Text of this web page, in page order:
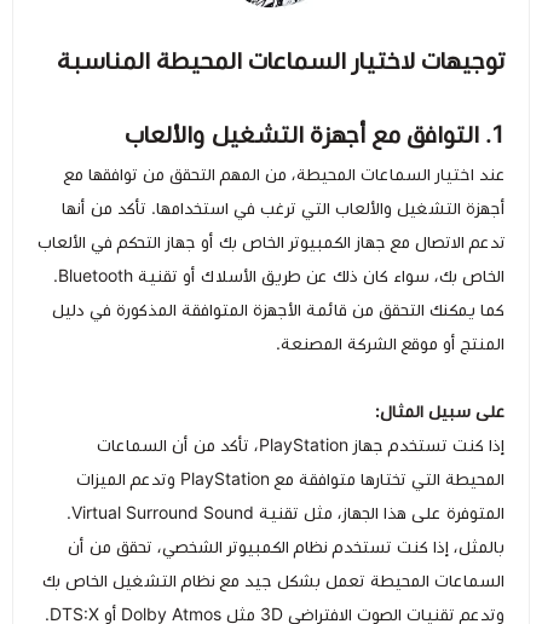
توجيهات لاختيار السماعات المحيطة المناسبة
1. التوافق مع أجهزة التشغيل والألعاب
عند اختيار السماعات المحيطة، من المهم التحقق من توافقها مع
أجهزة التشغيل والألعاب التي ترغب في استخدامها. تأكد من أنها
تدعم الاتصال مع جهاز الكمبيوتر الخاص بك أو جهاز التحكم في الألعاب
الخاص بك، سواء كان ذلك عن طريق الأسلاك أو تقنية Bluetooth.
كما يمكنك التحقق من قائمة الأجهزة المتوافقة المذكورة في دليل
المنتج أو موقع الشركة المصنعة.
على سبيل المثال:
إذا كنت تستخدم جهاز PlayStation، تأكد من أن السماعات
المحيطة التي تختارها متوافقة مع PlayStation وتدعم الميزات
المتوفرة على هذا الجهاز، مثل تقنية Virtual Surround Sound.
بالمثل، إذا كنت تستخدم نظام الكمبيوتر الشخصي، تحقق من أن
السماعات المحيطة تعمل بشكل جيد مع نظام التشغيل الخاص بك
وتدعم تقنيات الصوت الافتراضي 3D مثل Dolby Atmos أو DTS:X.